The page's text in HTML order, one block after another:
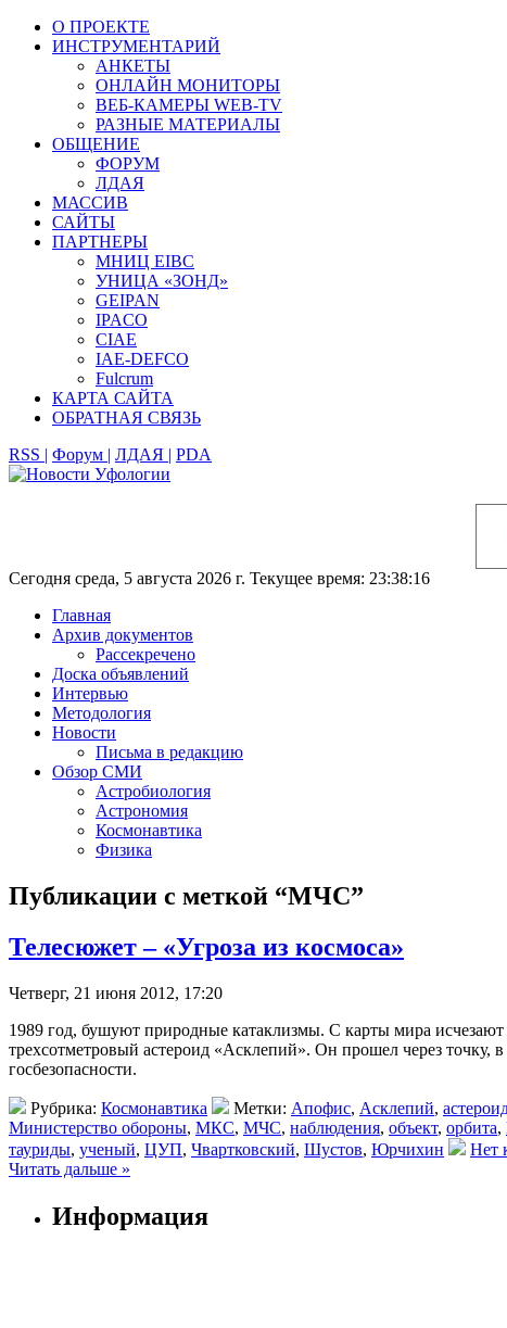
О ПРОЕКТЕ
ИНСТРУМЕНТАРИЙ
АНКЕТЫ
ОНЛАЙН МОНИТОРЫ
ВЕБ-КАМЕРЫ WEB-TV
РАЗНЫЕ МАТЕРИАЛЫ
ОБЩЕНИЕ
ФОРУМ
ЛДАЯ
МАССИВ
САЙТЫ
ПАРТНЕРЫ
МНИЦ EIBC
УНИЦА «ЗОНД»
GEIPAN
IPACO
CIAE
IAE-DEFCO
Fulcrum
КАРТА САЙТА
ОБРАТНАЯ СВЯЗЬ
RSS | Форум | ЛДАЯ | PDA
Сегодня среда, 5 августа 2026 г. Текущее время: 23:38:16
Главная
Архив документов
Рассекречено
Доска объявлений
Интервью
Методология
Новости
Письма в редакцию
Обзор СМИ
Астробиология
Астрономия
Космонавтика
Физика
Публикации с меткой “МЧС”
Телесюжет – «Угроза из космоса»
Четверг, 21 июня 2012, 17:20
1989 год, бушуют природные катаклизмы. С карты мира исчезают
трехсотметровый астероид «Асклепий». Он прошел через точку,
госбезопасности.
Рубрика: Космонавтика Метки: Апофис, Асклепий,
Министерство обороны, МКС, МЧС, наблюдения, объект, орбита,
тауриды, ученый, ЦУП, Чвартковский, Шустов, Юрчихин
Нет
Читать дальше »
Информация